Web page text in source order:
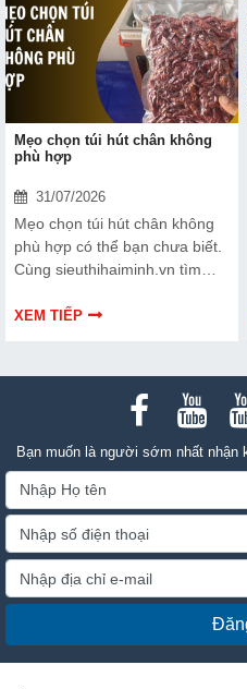
Mẹo chọn túi hút chân không
phù hợp
31/07/2026
Mẹo chọn túi hút chân không
phù hợp có thể bạn chưa biết.
Cùng sieuthihaiminh.vn tìm
thông tin bài viết dưới đây nhé!
XEM TIẾP
Bạn muốn là người sớm nhất nhận